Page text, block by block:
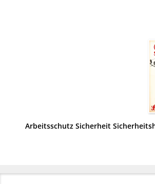
Arbeitsschutz Sicherheit